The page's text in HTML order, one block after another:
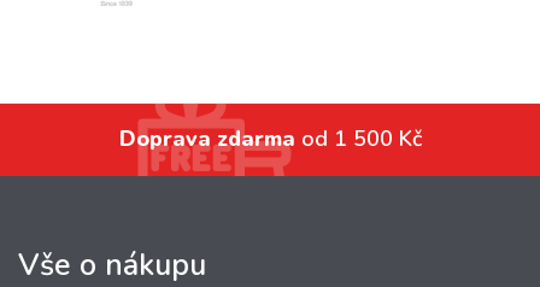
Doprava zdarma od 1 500 Kč
Vše o nákupu